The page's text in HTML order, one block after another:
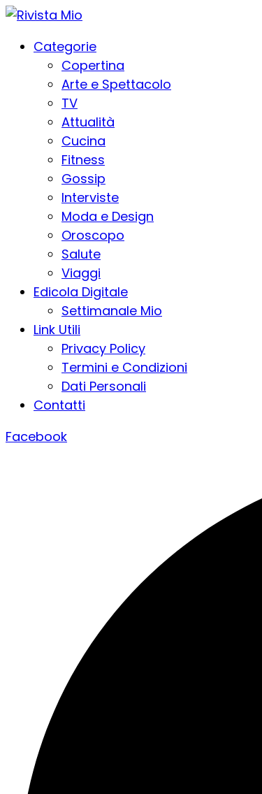
Categorie
Copertina
Arte e Spettacolo
TV
Attualità
Cucina
Fitness
Gossip
Interviste
Moda e Design
Oroscopo
Salute
Viaggi
Edicola Digitale
Settimanale Mio
Link Utili
Privacy Policy
Termini e Condizioni
Dati Personali
Contatti
Facebook